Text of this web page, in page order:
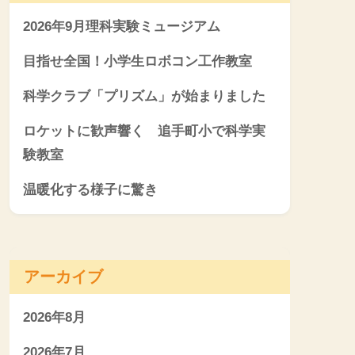
2026年9月理科実験ミュージアム
目指せ全国！小学生ロボコン工作教室
科学クラブ「プリズム」が始まりました
ロケットに歓声響く 追手町小で科学実
験教室
温暖化する様子に驚き
アーカイブ
2026年8月